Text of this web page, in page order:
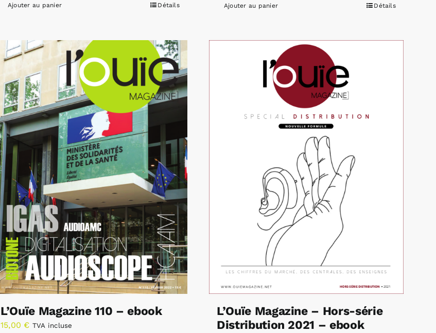
Ajouter au panier Détails Ajouter au panier Détails
L’Ouïe Magazine 110 – ebook
15,00 € TVA incluse
L’Ouïe Magazine – Hors-série
Distribution 2021 – ebook